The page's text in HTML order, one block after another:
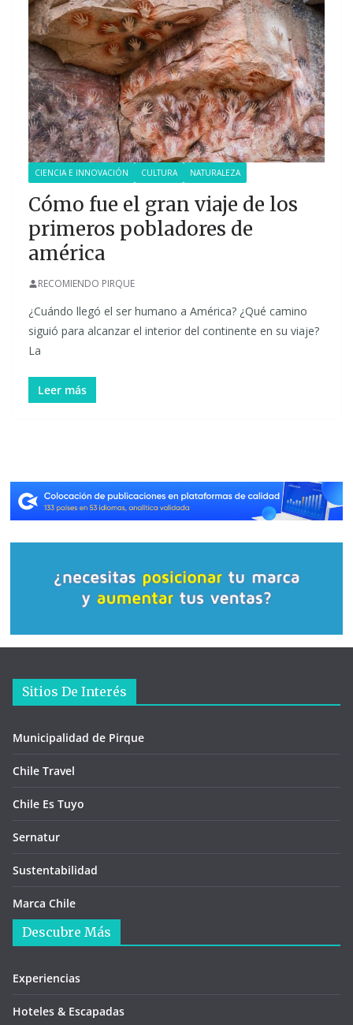
CIENCIA E INNOVACIÓN CULTURA NATURALEZA
Cómo fue el gran viaje de los
primeros pobladores de
américa
RECOMIENDO PIRQUE
¿Cuándo llegó el ser humano a América? ¿Qué camino
siguió para alcanzar el interior del continente en su viaje?
La
Leer más
Sitios De Interés
Municipalidad de Pirque
Chile Travel
Chile Es Tuyo
Sernatur
Sustentabilidad
Marca Chile
Descubre Más
Experiencias
Hoteles & Escapadas